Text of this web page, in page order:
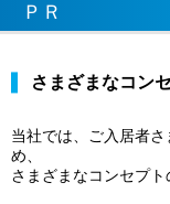
ＰＲ
さまざまなコン
当社では、ご入居者
め、
さまざまなコンセプト